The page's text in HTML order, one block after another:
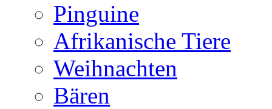
Pinguine
Afrikanische Tiere
Weihnachten
Bären